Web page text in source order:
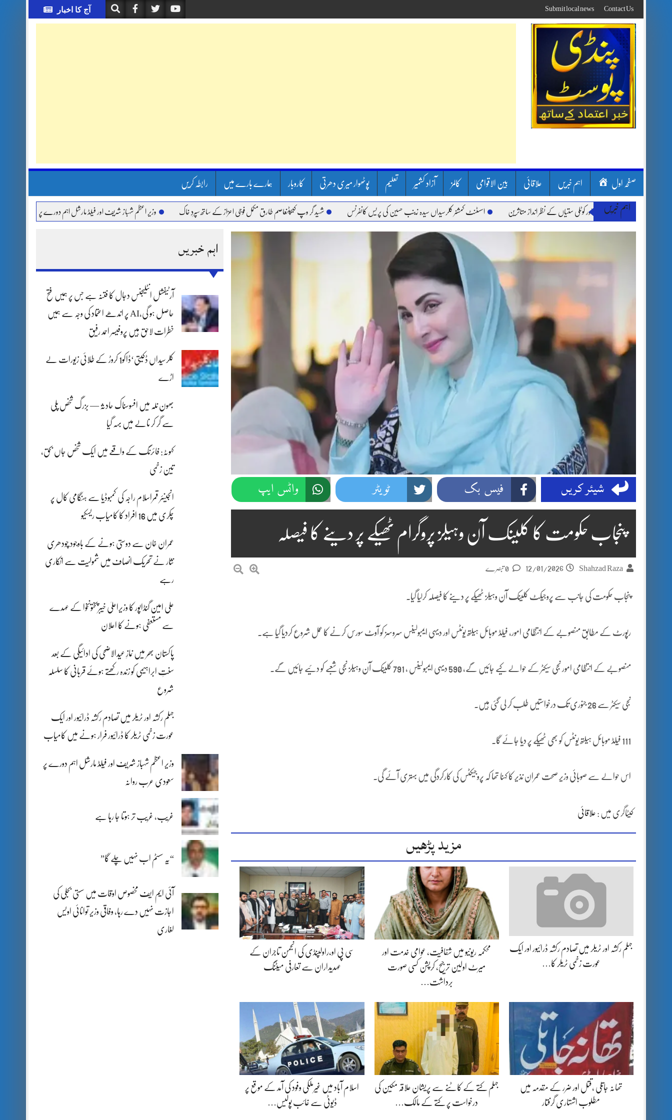
to
content
آج کا اخبار Contact Us
Submit local news
صفحہ اول اہم خبریں علاقائی بین الاقوامی کالمز آزاد کشمیر تعلیم پوٹھوار میری دھرتی کاروبار ہمارے بارے میں رابطہ کریں
اہم خبریں
لینڈ سلائیڈنگ اور کوٹلی ستیاں کے نظر انداز متاثرین اسسٹنٹ کمشنر کلرسیداں سیدہ زینب حسین کی پریس کانفرنس شہید گر وپ کیپٹنعاصم طارق مکمل فوجی اعزاز کے ساتھ سپردِ خاک وزیر اعظم شہباز شریف اور فیلڈ مارشل اہم دورے پر سعودی عرب روانہ
اہم خبریں
آرٹیفشل انٹلیجنس دجال کا فتنہ ہے جس پر ہمیں فتح
حاصل ہو گی،AI پر اندھے اعتماد کی وجہ سے ہمیں
خطرات لاحق ہیں پروفیسر احمد رفیق
کلرسیداں ڈکیتی‘ڈاکو1 کروڑ کے طلائی زیورات لے
اڑے
بھون نلہ میں افسوسناک حادثہ — بزرگ شخص پلی
سے گر کر نالے میں بہہ گیا
کہوٹہ: فائرنگ کے واقعے میں ایک شخص جاں بحق،
تین زخمی
انجینئر قمراسلام راجہ کی کمبوڈیا سے ہنگامی کال پر
چکری میں 16 افراد کا کامیاب ریسکیو
عمران خان سے دوستی ہونے کے باوجود چودھری
نثار نے تحریک انصاف میں شمولیت سے انکاری
رہے
علی امین گنڈاپور کا وزیراعلیٰ خیبرپختونخوا کے عہدے
سے مستعفی ہونے کا اعلان
پاکستان بھر میں نمازِ عیدالاضحی کی ادائیگی کے بعد
سنتِ ابراہیمی کو زندہ رکھتے ہوئے قربانی کا سلسلہ
شروع
جہلم رکشہ اور ٹریلر میں تصادم رکشہ ڈرائیور اور ایک
عورت زخمی ٹریلر کا ڈرائیور فرار ہونے میں کامیاب
وزیر اعظم شہباز شریف اور فیلڈ مارشل اہم دورے پر
سعودی عرب روانہ
غریب، غریب تر ہوتا جا رہا ہے
“یہ سسٹم اب نہیں چلے گا”
آئی ایم ایف مخصوص اوقات میں سستی بجلی کی
اجازت نہیں دے رہا، وفاقی وزیر توانائی اویس
لغاری
شیئر کریں فیس بک ٹویٹر واٹس ایپ
پنجاب حکومت کا کلینک آن وہیلز پروگرام ٹھیکے پر دینے کا فیصلہ
Shahzad Raza
12/01/2026
پنجاب حکومت کی جانب سے پروجیکٹ کلینک آن وہیلز ٹھیکے پر دینے کا فیصلہ کرلیا گیا۔
رپورٹ کے مطابق منصوبے کے انتظامی امور، فیلڈ موبائل ہیلتھ یونٹس اور دیہی ایمبولینس سروسز کو آوٹ سورس کرنے کا عمل شروع کردیا گیا ہے۔
منصوبے کے انتظامی امور نجی سیکٹر کے حوالے کیے جائیں گے، 590 دیہی ایمبولینس ، 791 کلینک آن وہیلز نجی شعبے کو دئیے جائیں گے۔
نجی سیکٹر سے 26 جنوری تک درخواستیں طلب کر لی گئی ہیں۔
111 فیلڈ موبائل ہیلتھ یونٹس کو بھی ٹھیکے پر دیا جائے گا۔
اس حوالے سے صوبائی وزیر صحت عمران نذیر کا کہنا تھا کہ پروجیکٹس کی کارکردگی میں بہتری آئے گی۔
کیٹاگری میں : علاقائی
مزید پڑھیں
جہلم رکشہ اور ٹریلر میں تصادم رکشہ ڈرائیور اور ایک
عورت زخمی ٹریلر کا…
محکمہ ریونیو میں شفافیت، عوامی خدمت اور
میرٹ اولین ترجیح، کرپشن کسی صورت
برداشت…
سی پی او،راولپنڈی کی انجمن تاجران کے
عہدیداران سے تعارفی میٹنگ
تھانہ جاتلی ،قتل اور ضرر کے مقدمہ میں
مطلوب اشتہاری گرفتار
جہلم کتے کے کاٹنے سے پریشان علاقہ مکین کی
درخواست پر کتے کے مالک…
اسلام آباد میں غیرملکی وفود کی آمد کے موقع پر
ڈیوٹی سے غائب پولیس…